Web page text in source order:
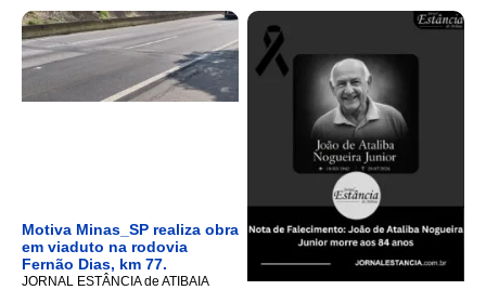
Motiva Minas_SP realiza obra
em viaduto na rodovia
Fernão Dias, km 77.
JORNAL ESTÂNCIA de ATIBAIA